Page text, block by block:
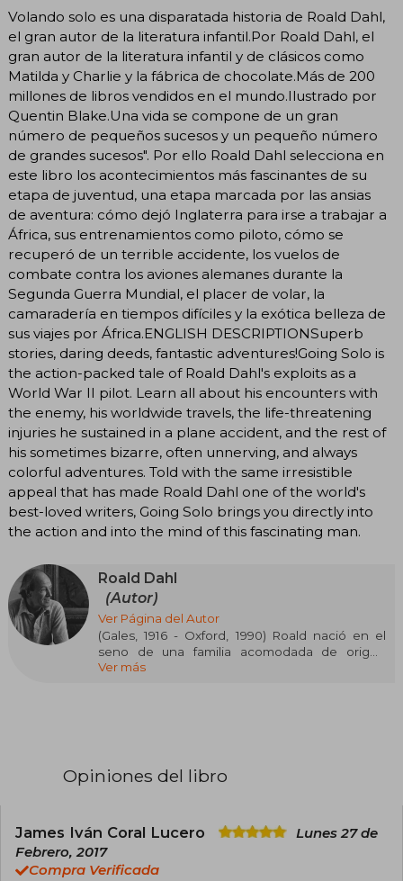
Volando solo es una disparatada historia de Roald Dahl,
el gran autor de la literatura infantil.Por Roald Dahl, el
gran autor de la literatura infantil y de clásicos como
Matilda y Charlie y la fábrica de chocolate.Más de 200
millones de libros vendidos en el mundo.Ilustrado por
Quentin Blake.Una vida se compone de un gran
número de pequeños sucesos y un pequeño número
de grandes sucesos". Por ello Roald Dahl selecciona en
este libro los acontecimientos más fascinantes de su
etapa de juventud, una etapa marcada por las ansias
de aventura: cómo dejó Inglaterra para irse a trabajar a
África, sus entrenamientos como piloto, cómo se
recuperó de un terrible accidente, los vuelos de
combate contra los aviones alemanes durante la
Segunda Guerra Mundial, el placer de volar, la
camaradería en tiempos difíciles y la exótica belleza de
sus viajes por África.ENGLISH DESCRIPTIONSuperb
stories, daring deeds, fantastic adventures!Going Solo is
the action-packed tale of Roald Dahl's exploits as a
World War II pilot. Learn all about his encounters with
the enemy, his worldwide travels, the life-threatening
injuries he sustained in a plane accident, and the rest of
his sometimes bizarre, often unnerving, and always
colorful adventures. Told with the same irresistible
appeal that has made Roald Dahl one of the world's
best-loved writers, Going Solo brings you directly into
the action and into the mind of this fascinating man.
Roald Dahl
(Autor)
Ver Página del Autor
(Gales, 1916 - Oxford, 1990) Roald nació en el
seno de una familia acomodada de origen
noruego. A los cuatro años pierde a su padre y a
se convierte en piloto de la Royal Air Force. Fue
el mundo de la literatura infantil estuvo motivada
por los cuentos que narraba a sus cuatro hijos.
Su primera obra fue Charlie y la fábrica de
Ver más
Opiniones del libro
James Iván Coral Lucero
Lunes 27 de
Febrero, 2017
Compra Verificada